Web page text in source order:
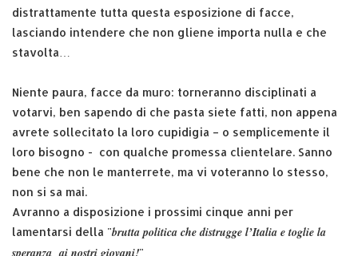
distrattamente tutta questa esposizione di facce,
lasciando intendere che non gliene importa nulla e che
stavolta…
Niente paura, facce da muro: torneranno disciplinati a
votarvi, ben sapendo di che pasta siete fatti, non appena
avrete sollecitato la loro cupidigia – o semplicemente il
loro bisogno - con qualche promessa clientelare. Sanno
bene che non le manterrete, ma vi voteranno lo stesso,
non si sa mai.
Avranno a disposizione i prossimi cinque anni per
lamentarsi della "brutta politica che distrugge l’Italia e toglie la
speranza ai nostri giovani!"